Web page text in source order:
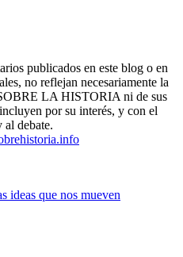
publicados en este blog o en
no reflejan necesariamente la
LA HISTORIA ni de sus
por su interés, y con el
debate.
ideas que nos mueven